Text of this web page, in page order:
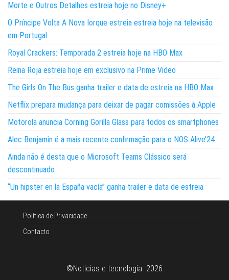
Morte e Outros Detalhes estreia hoje no Disney+
O Príncipe Volta A Nova Iorque estreia estreia hoje na televisão
em Portugal
Royal Crackers: Temporada 2 estreia hoje na HBO Max
Reina Roja estreia hoje em exclusivo na Prime Video
The Girls On The Bus ganha trailer e data de estreia na HBO Max
Netflix prepara mudança para deixar de pagar comissões à Apple
Motorola anuncia Corning Gorilla Glass para todos os smartphones
Alec Benjamin é a mais recente confirmação para o NOS Alive’24
Ainda não é desta que o Microsoft Teams Clássico será
descontinuado
“Un hipster en la España vacía” ganha trailer e data de estreia
Política de Privacidade
Contacto
©Noticias e tecnologia 2026